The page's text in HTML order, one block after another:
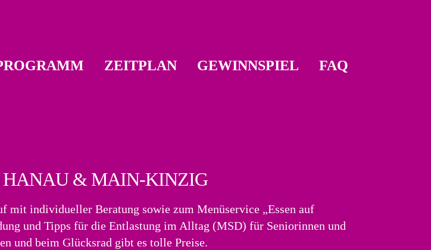
ZEITPLAN GEWINNSPIEL FAQ
HANAU & MAIN-KINZIG
mit individueller Beratung sowie zum Menüservice „Essen auf
und Tipps für die Entlastung im Alltag (MSD) für Seniorinnen und
und beim Glücksrad gibt es tolle Preise.